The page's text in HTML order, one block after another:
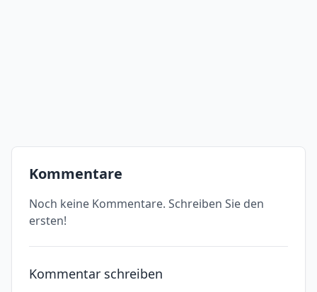
Kommentare
Noch keine Kommentare. Schreiben Sie den
ersten!
Kommentar schreiben